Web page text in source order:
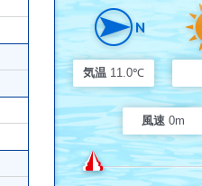
気温 11.0℃
風速 0m